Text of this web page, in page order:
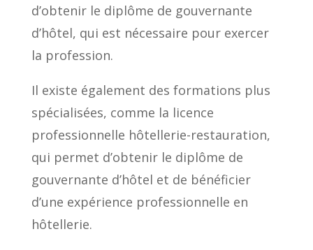
d’obtenir le diplôme de gouvernante
d’hôtel, qui est nécessaire pour exercer
la profession.
Il existe également des formations plus
spécialisées, comme la licence
professionnelle hôtellerie-restauration,
qui permet d’obtenir le diplôme de
gouvernante d’hôtel et de bénéficier
d’une expérience professionnelle en
hôtellerie.